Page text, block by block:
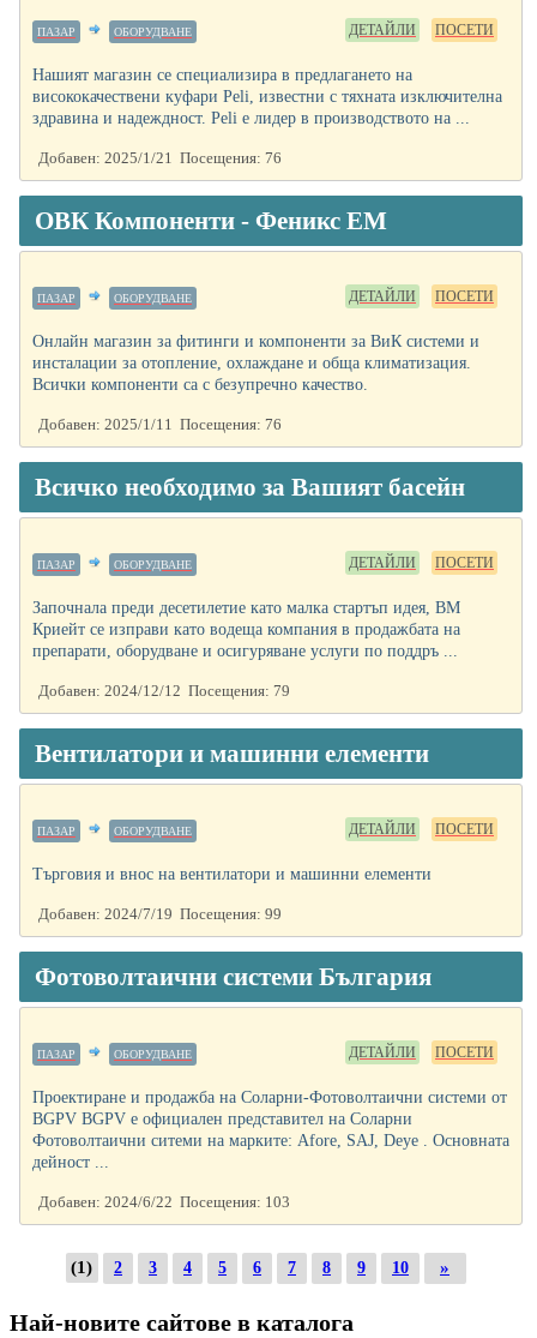
ПАЗАР ОБОРУДВАНЕ ПОСЕТИ
ДЕТАЙЛИ
Нашият магазин се специализира в предлагането на
висококачествени куфари Peli, известни с тяхната изключителна
здравина и надеждност. Peli е лидер в производството на ...
Добавен: 2025/1/21 Посещения: 76
ОВК Компоненти - Феникс ЕМ
ПАЗАР ОБОРУДВАНЕ ПОСЕТИ
ДЕТАЙЛИ
Онлайн магазин за фитинги и компоненти за ВиК системи и
инсталации за отопление, охлаждане и обща климатизация.
Всички компоненти са с безупречно качество.
Добавен: 2025/1/11 Посещения: 76
Всичко необходимо за Вашият басейн
ПАЗАР ОБОРУДВАНЕ ПОСЕТИ
ДЕТАЙЛИ
Започналa преди десетилетие като малка стартъп идея, ВМ
Криейт се изправи като водеща компания в продажбата на
препарати, оборудване и осигуряване услуги по поддръ ...
Добавен: 2024/12/12 Посещения: 79
Вентилатори и машинни елементи
ПАЗАР ОБОРУДВАНЕ ПОСЕТИ
ДЕТАЙЛИ
Търговия и внос на вентилатори и машинни елементи
Добавен: 2024/7/19 Посещения: 99
Фотоволтаични системи България
ПАЗАР ОБОРУДВАНЕ ПОСЕТИ
ДЕТАЙЛИ
Проектиране и продажба на Соларни-Фотоволтаични системи от
BGPV BGPV е официален представител на Соларни
Фотоволтаични ситеми на марките: Afore, SAJ, Deye . Основната
дейност ...
Добавен: 2024/6/22 Посещения: 103
(1) 2 3 4 5 6 7 8 9 10 »
Най-новите сайтoве в каталога